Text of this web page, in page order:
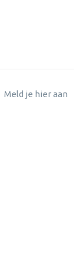
Meld je hier aan